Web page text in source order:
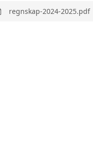
regnskap-2024-2025.pdf